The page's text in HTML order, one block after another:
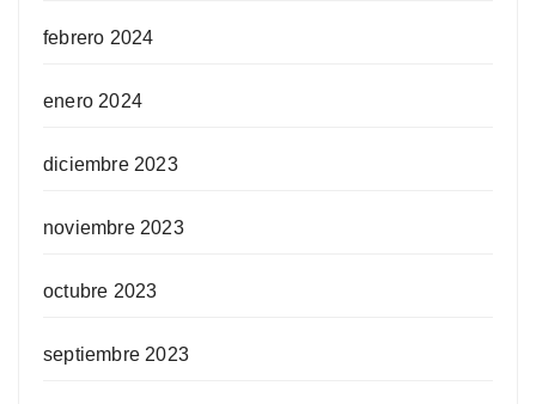
febrero 2024
enero 2024
diciembre 2023
noviembre 2023
octubre 2023
septiembre 2023